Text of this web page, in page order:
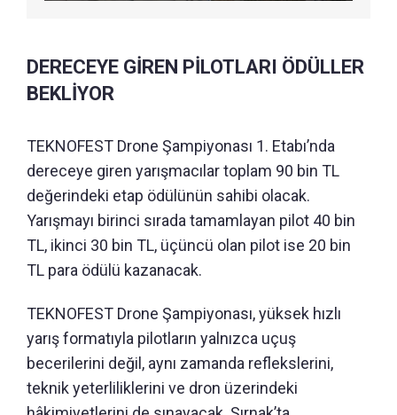
DERECEYE GİREN PİLOTLARI ÖDÜLLER
BEKLİYOR
TEKNOFEST Drone Şampiyonası 1. Etabı’nda
dereceye giren yarışmacılar toplam 90 bin TL
değerindeki etap ödülünün sahibi olacak.
Yarışmayı birinci sırada tamamlayan pilot 40 bin
TL, ikinci 30 bin TL, üçüncü olan pilot ise 20 bin
TL para ödülü kazanacak.
TEKNOFEST Drone Şampiyonası, yüksek hızlı
yarış formatıyla pilotların yalnızca uçuş
becerilerini değil, aynı zamanda reflekslerini,
teknik yeterliliklerini ve dron üzerindeki